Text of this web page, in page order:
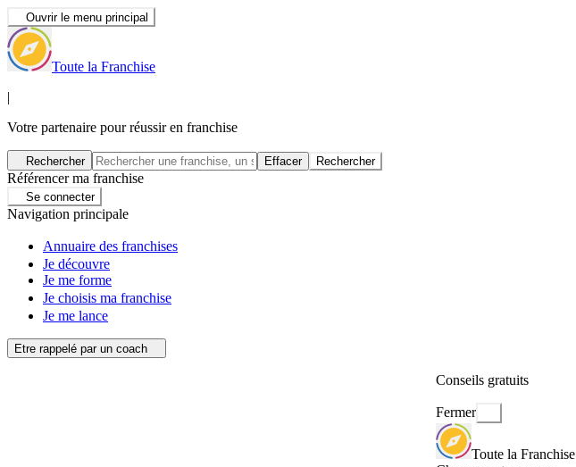
Ouvrir le menu principal
Toute la Franchise
|
Votre partenaire pour réussir en franchise
Rechercher Effacer Rechercher
Référencer ma franchise
Se connecter
Navigation principale
Annuaire des franchises
Je découvre
Je me forme
Je choisis ma franchise
Je me lance
Etre rappelé par un coach
Conseils gratuits
Fermer
Toute la Franchise